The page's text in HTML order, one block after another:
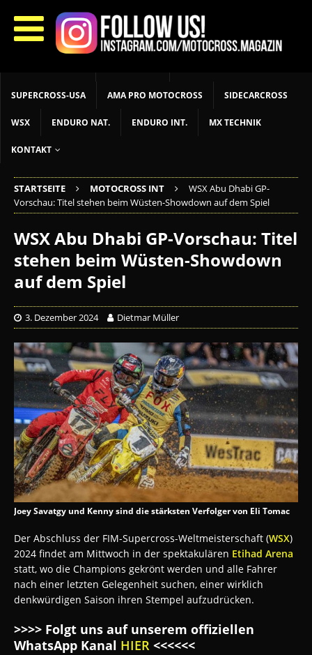
START LIVETIMING MX NEWS MX YOUTH
MX WOMEN MXGP ADAC MX MASTERS MOTOCROSS INT
SUPERCROSS-USA AMA PRO MOTOCROSS SIDECARCROSS
WSX ENDURO NAT. ENDURO INT. MX TECHNIK
KONTAKT
STARTSEITE MOTOCROSS INT
WSX Abu Dhabi GP-
Vorschau: Titel stehen beim Wüsten-Showdown auf dem Spiel
WSX Abu Dhabi GP-Vorschau: Titel
stehen beim Wüsten-Showdown
auf dem Spiel
3. Dezember 2024 Dietmar Müller
Joey Savatgy und Kenny sind die stärksten Verfolger von Eli Tomac
Der Abschluss der FIM-Supercross-Weltmeisterschaft (WSX)
2024 findet am Mittwoch in der spektakulären Etihad Arena
statt, wo die Champions gekrönt werden und alle Fahrer
nach einer letzten Gelegenheit suchen, einer wirklich
denkwürdigen Saison ihren Stempel aufzudrücken.
>>>> Folgt uns auf unserem offiziellen
WhatsApp Kanal HIER <<<<<<